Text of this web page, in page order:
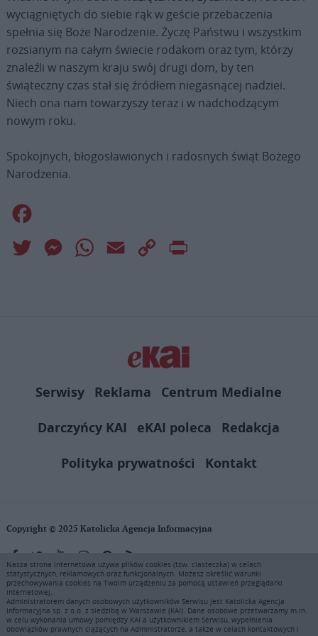
wyciągniętych do siebie rąk w geście przebaczenia
spełnia się Boże Narodzenie. Życzę Państwu i wszystkim
rozsianym na całym świecie rodakom oraz tym, którzy
znaleźli w naszym kraju swój drugi dom, by ten
świąteczny czas stał się źródłem niegasnącej nadziei.
Niech ona nam towarzyszy teraz i w nadchodzącym
nowym roku.
Spokojnych, błogosławionych i radosnych świąt Bożego
Narodzenia.
Twitter MessengerWhatsApp
Email
Copy
Serwisy Reklama
Centrum Medialne
Darczyńcy KAI
eKAI poleca
Redakcja
Polityka prywatności
Kontakt
Copyright © 2025 Katolicka Agencja Informacyjna
KAI zastrzega wszelkie prawa do serwisu. Użytkownicy mogą pobierać
i drukować fragmenty zawartości serwisu internetowego www.ekai.pl
wyłącznie do użytku osobistego. Publikacja, rozpowszechnianie
zawartości niniejszego serwisu lub jej sprzedaż (także framing i in.
podobne metody), są bez uprzedniej pisemnej zgody KAI zabronione i
Nasza strona internetowa używa plików cookies (tzw. ciasteczka) w celach
statystycznych, reklamowych oraz funkcjonalnych. Możesz określić warunki
przechowywania cookies na Twoim urządzeniu za pomocą ustawień przeglądarki
internetowej.
Administratorem danych osobowych użytkowników Serwisu jest Katolicka Agencja
Informacyjna sp. z o.o. z siedzibą w Warszawie (KAI). Dane osobowe przetwarzamy m.in.
w celu wykonania umowy pomiędzy KAI a użytkownikiem Serwisu, wypełnienia
obowiązków prawnych ciążących na Administratorze, a także w celach kontaktowych i